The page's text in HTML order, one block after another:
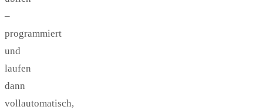
–
programmiert
und
laufen
dann
vollautomatisch,